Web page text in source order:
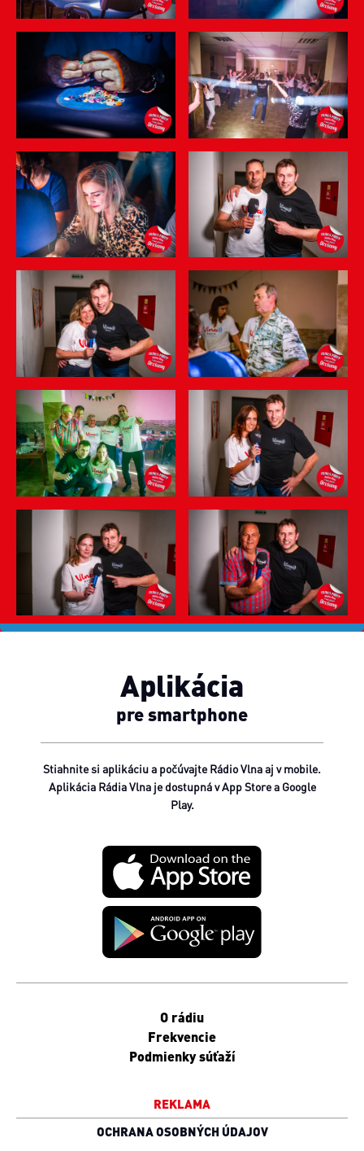
Aplikácia
pre smartphone
Stiahnite si aplikáciu a počúvajte Rádio Vlna aj v mobile.
Aplikácia Rádia Vlna je dostupná v App Store a Google
Play.
O rádiu
Frekvencie
Podmienky súťaží
REKLAMA
OCHRANA OSOBNÝCH ÚDAJOV